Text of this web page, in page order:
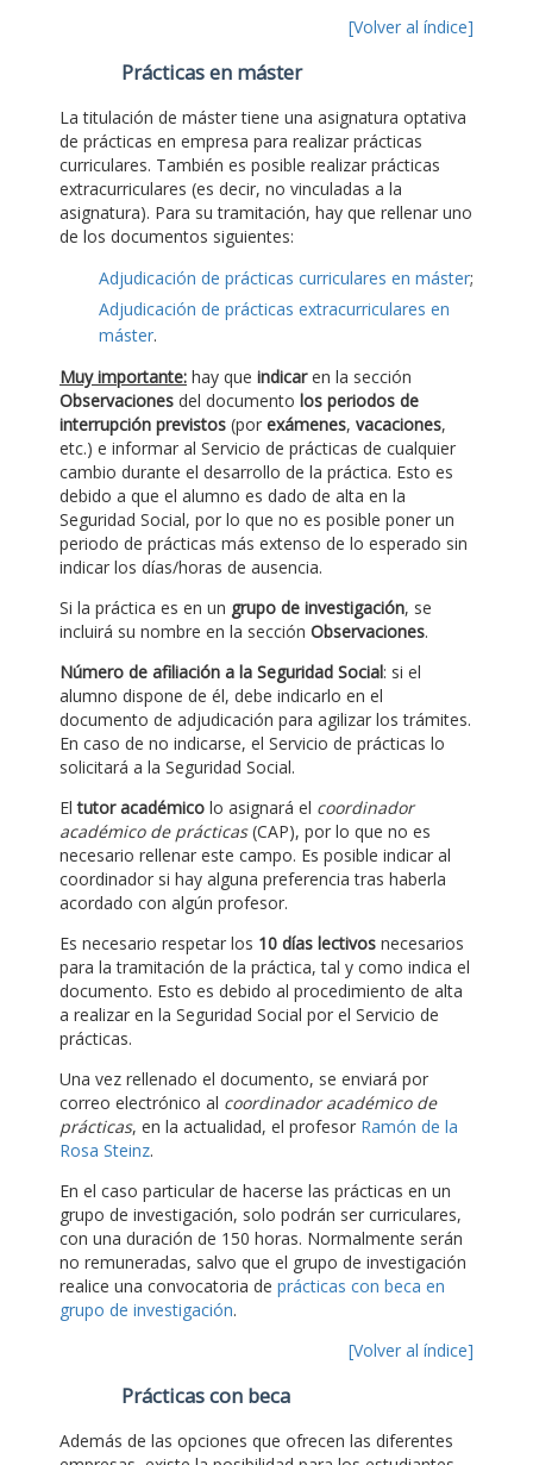
[Volver al índice]
Prácticas en máster
La titulación de máster tiene una asignatura optativa
de prácticas en empresa para realizar prácticas
curriculares. También es posible realizar prácticas
extracurriculares (es decir, no vinculadas a la
asignatura). Para su tramitación, hay que rellenar uno
de los documentos siguientes:
Adjudicación de prácticas curriculares en máster;
Adjudicación de prácticas extracurriculares en
máster.
Muy importante: hay que indicaren la sección
Observaciones del documento los periodos de
interrupción previstos (por exámenes, vacaciones,
etc.) e informar al Servicio de prácticas de cualquier
cambio durante el desarrollo de la práctica. Esto es
debido a que el alumno es dado de alta en la
Seguridad Social, por lo que no es posible poner un
periodo de prácticas más extenso de lo esperado sin
indicar los días/horas de ausencia.
Si la práctica es en un grupo de investigación, se
incluirá su nombre en la sección Observaciones.
Número de afiliación a la Seguridad Social: si el
alumno dispone de él, debe indicarlo en el
documento de adjudicación para agilizar los trámites.
En caso de no indicarse, el Servicio de prácticas lo
solicitará a la Seguridad Social.
Eltutor académico lo asignará el coordinador
académico de prácticas(CAP), por lo que no es
necesario rellenar este campo. Es posible indicar al
coordinador si hay alguna preferencia tras haberla
acordado con algún profesor.
Es necesario respetar los 10 días lectivos necesarios
para la tramitación de la práctica, tal y como indica el
documento. Esto es debido al procedimiento de alta
a realizar en la Seguridad Social por el Servicio de
prácticas.
Una vez rellenado el documento, se enviará por
correo electrónico al coordinador académico de
prácticas, en la actualidad, el profesor Ramón de la
Rosa Steinz.
En el caso particular de hacerse las prácticas en un
grupo de investigación, solo podrán ser curriculares,
con una duración de 150 horas. Normalmente serán
no remuneradas, salvo que el grupo de investigación
realice una convocatoria de prácticas con beca en
grupo de investigación.
[Volver al índice]
Prácticas con beca
Además de las opciones que ofrecen las diferentes